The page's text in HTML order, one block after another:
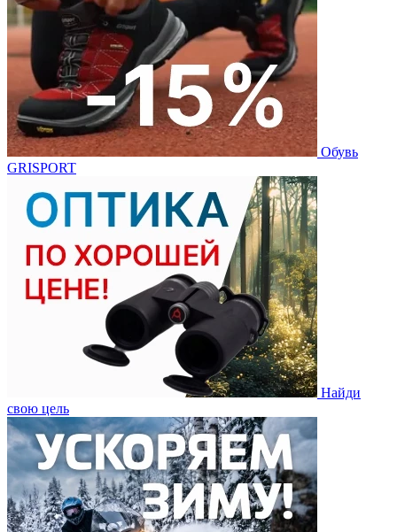
Обувь
GRISPORT
Найди
свою цель